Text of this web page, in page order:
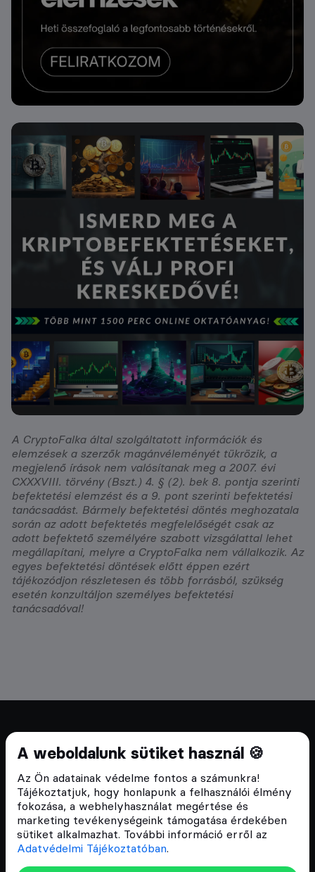
A weboldalunk sütiket használ 🍪
Az Ön adatainak védelme fontos a számunkra!
Tájékoztatjuk, hogy honlapunk a felhasználói élmény
fokozása, a webhelyhasználat megértése és
marketing tevékenységeink támogatása érdekében
sütiket alkalmazhat. További információ erről az
Adatvédelmi Tájékoztatóban.
A CryptoFalka által szolgáltatott információk és
elemzések a szerzők magánvéleményét tükrözik, a
megjelenő írások nem valósítanak meg a 2007. évi
CXXXVIII. törvény (Bszt.) 4. § (2). bek 8. pontja szerinti
befektetési elemzést és a 9. pont szerinti befektetési
tanácsadást. Bármely befektetési döntés meghozatala
során az adott befektetés megfelelőségét csak az
adott befektető személyére szabott vizsgálattal lehet
megállapítani, melyre a CryptoFalka nem vállalkozik. Az
egyes befektetési döntések előtt éppen ezért
tájékozódjon részletesen és több forrásból, szükség
esetén konzultáljon személyes befektetési
tanácsadóval!
Cryptofalka 2018 óta
Szívünkön viseljük a blokklánc technológia
népszerűsítését Magyarországon, ezért 2018 óta a
Cryptofalka célja, hogy biztosítsa a hazai közösség
és vállalatok digitális oktatását és fejlődését.
Oldalak